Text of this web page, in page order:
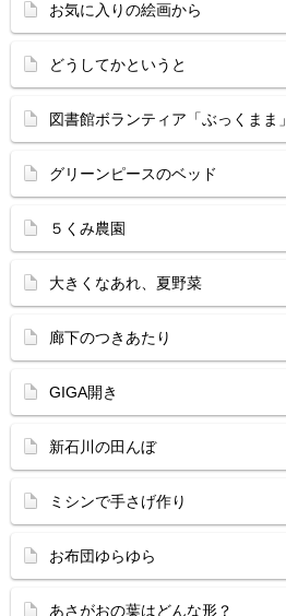
お気に入りの絵画から
どうしてかというと
図書館ボランティア「ぶっくまま」
グリーンピースのベッド
５くみ農園
大きくなあれ、夏野菜
廊下のつきあたり
GIGA開き
新石川の田んぼ
ミシンで手さげ作り
お布団ゆらゆら
あさがおの葉はどんな形？